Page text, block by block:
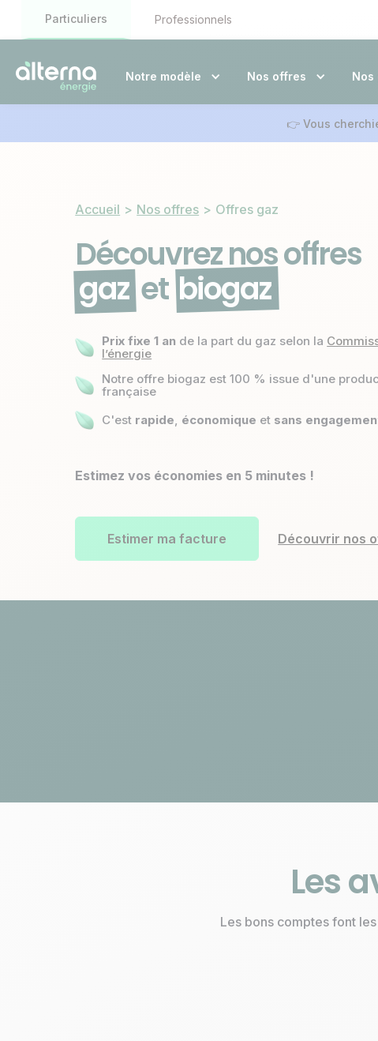
Particuliers Professionnels
Notre modèle Nos offres Nos
👉 Vous
Accueil > Nos offres > Offres gaz
Découvrez nos offres
gaz et biogaz
Prix fixe 1 an de la part du gaz selon la
l’énergie
Notre offre biogaz est 100 % issue d'une
française
C'est rapide, économique et sans
Estimez vos économies en 5 minutes !
Estimer ma facture Découvrir nos
Les
Les bons comptes font